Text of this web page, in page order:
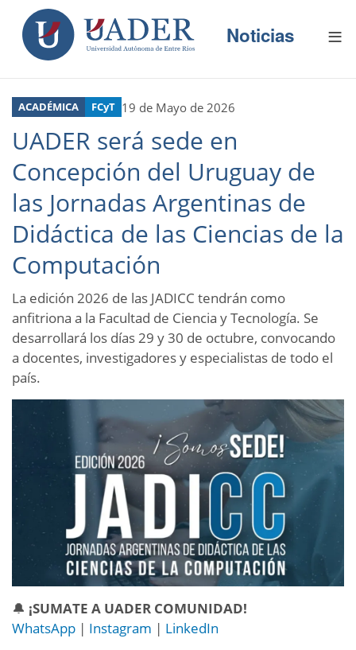
al
contenido
Noticias
Buscador
R
D
U
C
C
I
N
E
S
R
C
U
R
O
S
ACADÉMICA FCyT 19 de Mayo de 2026
UADER será sede en
Concepción del Uruguay de
las Jornadas Argentinas de
Didáctica de las Ciencias de la
Computación
La edición 2026 de las JADICC tendrán como
anfitriona a la Facultad de Ciencia y Tecnología. Se
desarrollará los días 29 y 30 de octubre, convocando
a docentes, investigadores y especialistas de todo el
país.
🔔 ¡SUMATE A UADER COMUNIDAD!
WhatsApp | Instagram | LinkedIn